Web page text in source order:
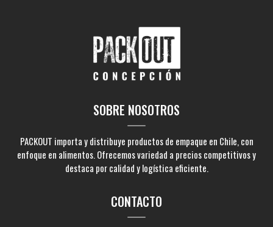
SOBRE NOSOTROS
PACKOUT importa y distribuye productos de empaque en Chile, con
enfoque en alimentos. Ofrecemos variedad a precios competitivos y
destaca por calidad y logística eficiente.
CONTACTO